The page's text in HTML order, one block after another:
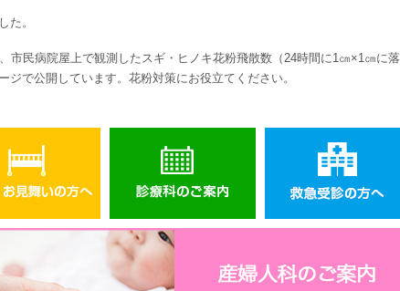
た。
市民病院屋上で観測したスギ・ヒノキ花粉飛散数（ 24時間に 1 ㎝×1 ㎝に落
ジで公開しています。花粉対策にお役立てください。